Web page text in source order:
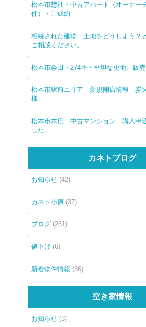
松本市惣社・中古アパート（オーナー
件）・ご成約
相続された建物・土地をどうしよう？
ご相談ください。
松本市会田・274坪・平坦な更地、販売
松本市駅前エリア 新規開店情報 炭
様
松本市本庄 中古マンション 購入申
した。
カネトブログ
お知らせ(42)
カネト小原(37)
ブログ(261)
値下げ(6)
新着物件情報 (36)
空き家情報
お知らせ(3)